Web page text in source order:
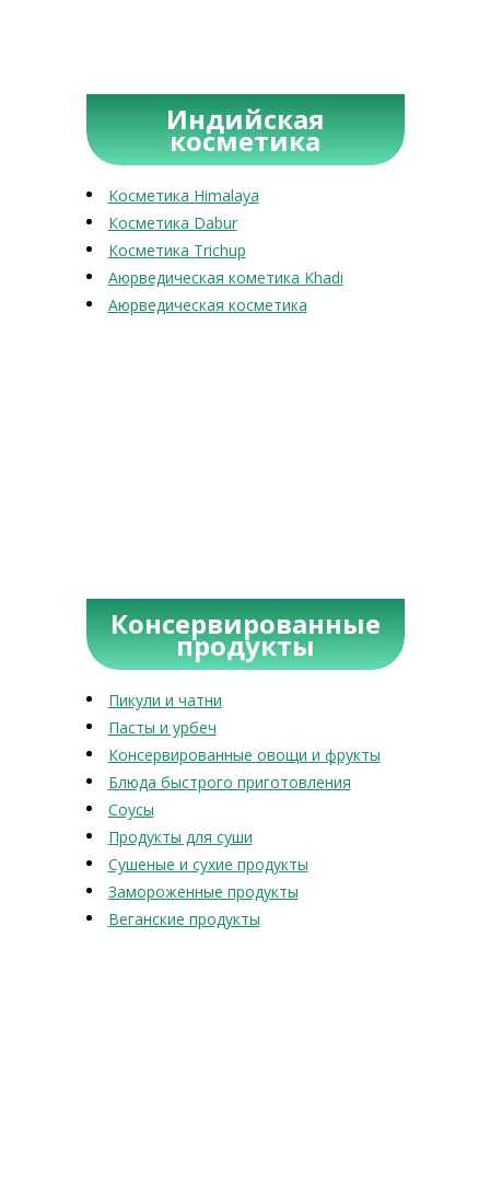
Индийская
косметика
Косметика Himalaya
Косметика Dabur
Косметика Trichup
Аюрведическая кометика Khadi
Аюрведическая косметика
Консервированные
продукты
Пикули и чатни
Пасты и урбеч
Консервированные овощи и фрукты
Блюда быстрого приготовления
Соусы
Продукты для суши
Сушеные и сухие продукты
Замороженные продукты
Веганские продукты